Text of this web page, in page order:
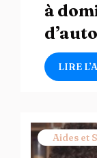
à
LIRE
Aides et